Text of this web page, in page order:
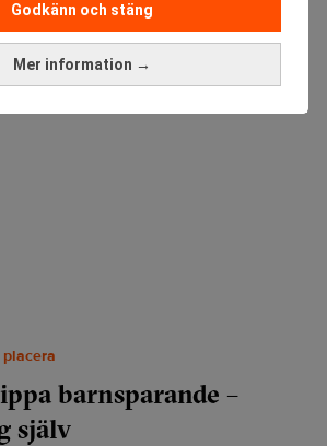
Mer information →
Godkänn och stäng
placera
barnsparande –
själv